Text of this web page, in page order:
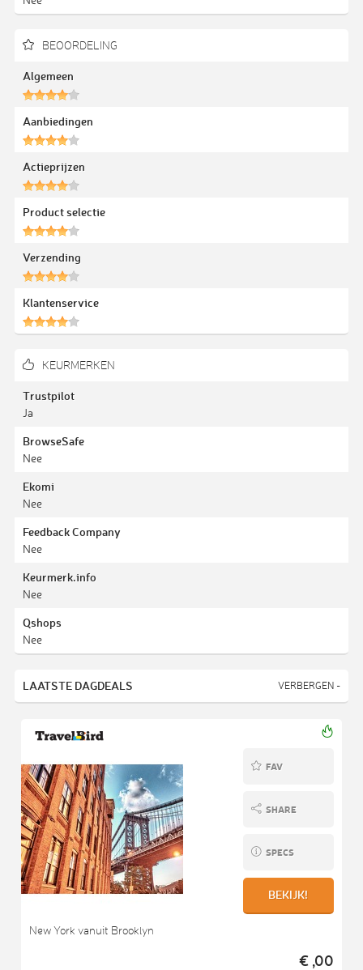
BEOORDELING
Algemeen
Aanbiedingen
Actieprijzen
Product selectie
Verzending
Klantenservice
KEURMERKEN
Trustpilot
Ja
BrowseSafe
Nee
Ekomi
Nee
Feedback Company
Nee
Keurmerk.info
Nee
Qshops
Nee
LAATSTE DAGDEALS VERBERGEN -
FAV
SHARE
SPECS
BEKIJK!
New York vanuit Brooklyn
€ ,00